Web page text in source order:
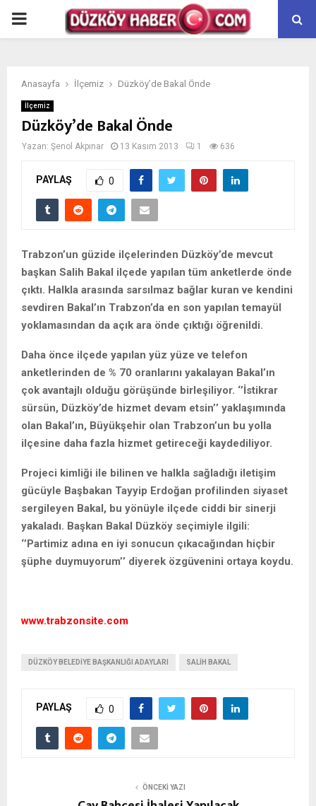
PRIMARY
Anasayfa İlçemiz Düzköy’de Bakal Önde
İlçemiz
Düzköy’de Bakal Önde
Yazan: Şenol Akpınar 13 Kasım 2013 1 636
PAYLAŞ 0
Trabzon’un güzide ilçelerinden Düzköy’de mevcut
başkan Salih Bakal ilçede yapılan tüm anketlerde önde
çıktı. Halkla arasında sarsılmaz bağlar kuran ve kendini
sevdiren Bakal’ın Trabzon’da en son yapılan temayül
yoklamasından da açık ara önde çıktığı öğrenildi.
Daha önce ilçede yapılan yüz yüze ve telefon
anketlerinden de % 70 oranlarını yakalayan Bakal’ın
çok avantajlı olduğu görüşünde birleşiliyor. ‘’İstikrar
sürsün, Düzköy’de hizmet devam etsin’’ yaklaşımında
olan Bakal’ın, Büyükşehir olan Trabzon’un bu yolla
ilçesine daha fazla hizmet getireceği kaydediliyor.
Projeci kimliği ile bilinen ve halkla sağladığı iletişim
gücüyle Başbakan Tayyip Erdoğan profilinden siyaset
sergileyen Bakal, bu yönüyle ilçede ciddi bir sinerji
yakaladı. Başkan Bakal Düzköy seçimiyle ilgili:
‘’Partimiz adına en iyi sonucun çıkacağından hiçbir
şüphe duymuyorum’’ diyerek özgüvenini ortaya koydu.
www.trabzonsite.com
DÜZKÖY BELEDIYE BAŞKANLIĞI ADAYLARI SALIH BAKAL
PAYLAŞ 0
ÖNCEKI YAZI